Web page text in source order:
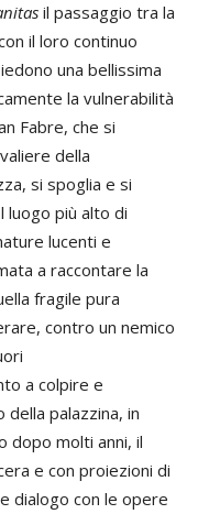
il passaggio tra la
il loro continuo
una bellissima
la vulnerabilità
Fabre, che si
della
si spoglia e si
luogo più alto di
lucenti e
a raccontare la
fragile pura
contro un nemico
a colpire e
della palazzina, in
dopo molti anni, il
e con proiezioni di
dialogo con le opere